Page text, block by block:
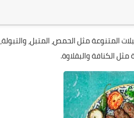
المتنوعة مثل الحمص، المتبل، والتبولة،
مثل الكنافة والبقلاوة.